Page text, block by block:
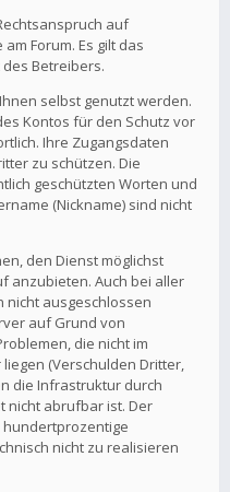
auf
Forum. Es gilt das
Betreibers.
selbst genutzt werden.
Kontos für den Schutz vor
Ihre Zugangsdaten
zu schützen. Die
geschützten Worten und
(Nickname) sind nicht
den Dienst möglichst
anzubieten. Auch bei aller
nicht ausgeschlossen
auf Grund von
die nicht im
(Verschulden Dritter,
die Infrastruktur durch
nicht abrufbar ist. Der
nicht zu realisieren